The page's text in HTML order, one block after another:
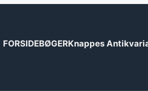
FORSIDEBØGERKnappes